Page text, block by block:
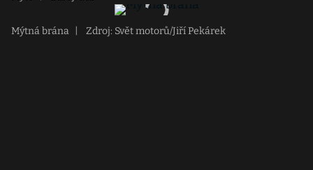
Mýtná brána Zdroj: Svět motorů/Jiří Pekárek